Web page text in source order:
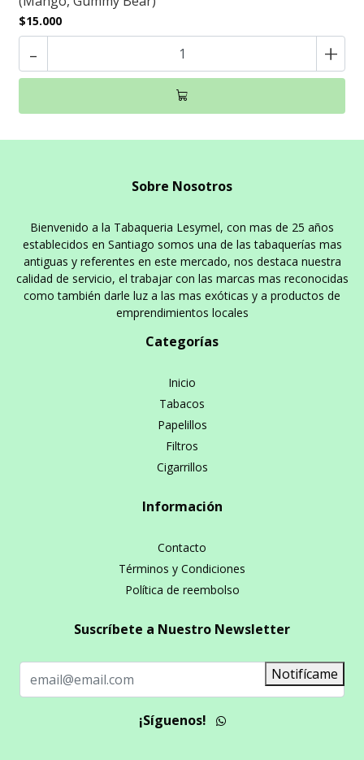
$15.000
- +
Sobre Nosotros
Bienvenido a la Tabaqueria Lesymel, con mas de 25 años
establecidos en Santiago somos una de las tabaquerías mas
antiguas y referentes en este mercado, nos destaca nuestra
calidad de servicio, el trabajar con las marcas mas reconocidas
como también darle luz a las mas exóticas y a productos de
emprendimientos locales
Categorías
Inicio
Tabacos
Papelillos
Filtros
Cigarrillos
Información
Contacto
Términos y Condiciones
Política de reembolso
Suscríbete a Nuestro Newsletter
Notifícame
¡Síguenos!